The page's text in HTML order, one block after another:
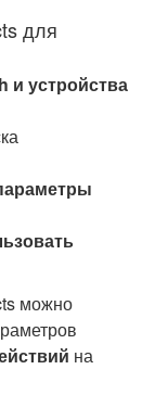
для
и устройства
можно
на